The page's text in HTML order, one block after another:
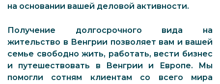
на основании вашей деловой активности.
Получение долгосрочного вида на
жительство в Венгрии позволяет вам и вашей
семье свободно жить, работать, вести бизнес
и путешествовать в Венгрии и Европе. Мы
помогли сотням клиентам со всего мира